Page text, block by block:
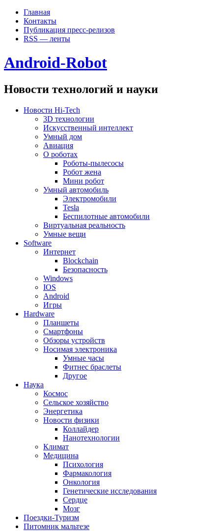
Главная
Контакты
Публикация пресс-релизов
RSS — ленты
Android-Robot
Новости технологий и науки
Новости Hi-Tech
3D технологии
Искусственный интеллект
Умный дом
Авиация
О роботах
Роботы-пылесосы
Робот жена
Мини робот
Умный автомобиль
Электромобили
Tesla
Беспилотные автомобили
Виртуальная реальность
Умные вещи
Software
Интернет
Blockchain
Безопасность
Windows
IOS
Android
Игры
Hardware
Планшеты
Смартфоны
Обзоры устройств
Носимая электроника
Умные часы
Фитнес браслеты
Другое
Наука
Космос
Сельское хозяйство
Энергетика
Новости физики
Коллайдер
Нанотехнологии
Климат
Медицина
Психология
Фармакология
Онкология
Генетические исследования
Сердце
Мозг
Поездки-Туризм
Питомник мальтезе